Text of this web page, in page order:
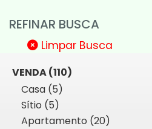
REFINAR BUSCA
Limpar Busca
VENDA (110)
Casa (5)
Sítio (5)
Apartamento (20)